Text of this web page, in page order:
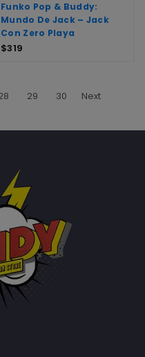
Funko Pop & Buddy:
Mundo De Jack – Jack
Con Zero Playa
$319
29 30 Next